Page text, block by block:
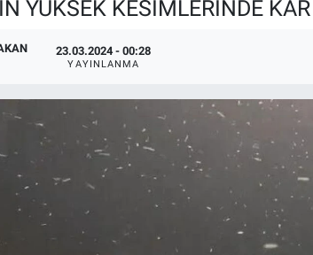
YÜKSEK KESİMLERİNDE
23.03.2024 - 00:28
YAYINLANMA